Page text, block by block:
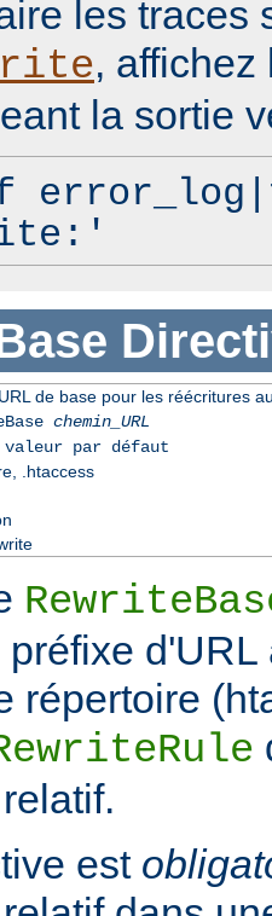
les traces
,
la sortie
de base pour les réécritures
chemin_URL
valeur par défaut
.htaccess
répertoire
est